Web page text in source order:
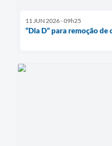
11 JUN 2026 - 09h25
“Dia D” para remoção